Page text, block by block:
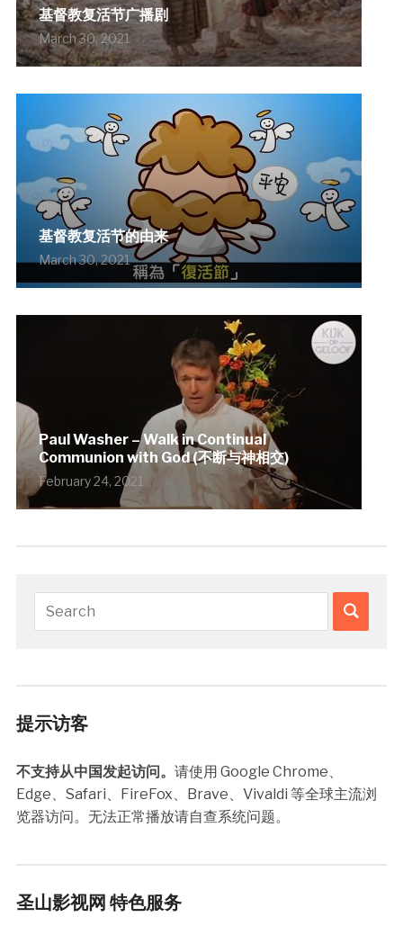
基督教复活节广播剧
March 30, 2021
基督教复活节的由来
March 30, 2021
Paul Washer – Walk in Continual
Communion with God (不断与神相交)
February 24, 2021
提示访客
不支持从中国发起访问。 请使用 Google Chrome、
Edge、Safari、FireFox、Brave、Vivaldi 等全球主流浏
览器访问。无法正常播放请自查系统问题。
圣山影视网 特色服务